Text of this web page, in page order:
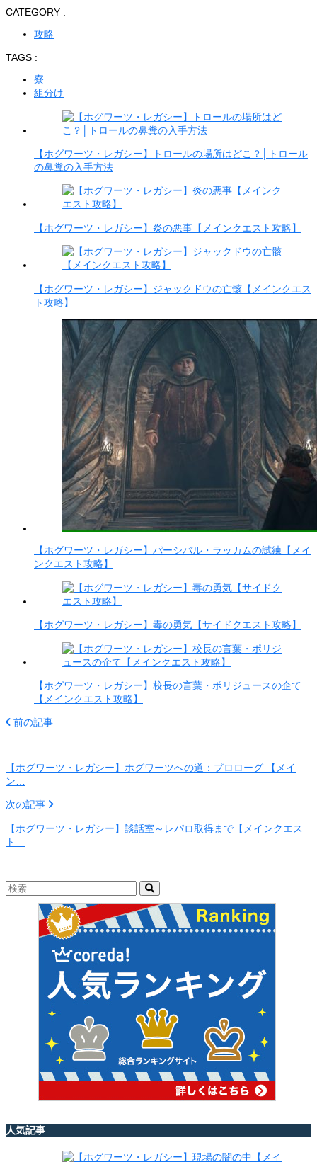
CATEGORY :
攻略
TAGS :
寮
組分け
【ホグワーツ・レガシー】トロールの場所はどこ？│トロール
の鼻糞の入手方法
【ホグワーツ・レガシー】炎の悪事【メインクエスト攻略】
【ホグワーツ・レガシー】ジャックドウの亡骸【メインクエス
ト攻略】
【ホグワーツ・レガシー】パーシバル・ラッカムの試練【メイ
ンクエスト攻略】
【ホグワーツ・レガシー】毒の勇気【サイドクエスト攻略】
【ホグワーツ・レガシー】校長の言葉・ポリジュースの企て
【メインクエスト攻略】
前の記事
【ホグワーツ・レガシー】ホグワーツへの道：プロローグ 【メイ
ン…
次の記事
【ホグワーツ・レガシー】談話室～レパロ取得まで【メインクエス
ト…
人気記事